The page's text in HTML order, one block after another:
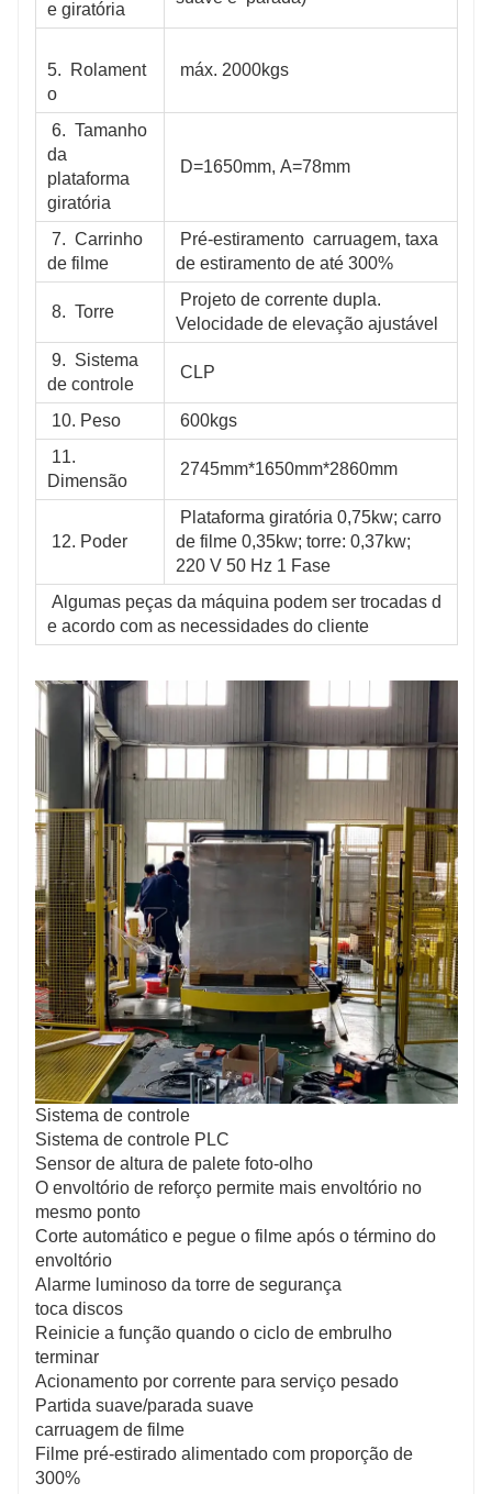
e giratória
5.  Rolament
o
máx. 2000kgs
6.  Tamanho
da
plataforma
giratória
D=1650mm, A=78mm
7.  Carrinho
de filme
Pré-estiramento  carruagem, taxa
de estiramento de até 300%
8.  Torre
Projeto de corrente dupla.
Velocidade de elevação ajustável
9.  Sistema
de controle
CLP
10. Peso
600kgs
11.
Dimensão
2745mm*1650mm*2860mm
12. Poder
Plataforma giratória 0,75kw; carro
de filme 0,35kw; torre: 0,37kw;
220 V 50 Hz 1 Fase
Algumas peças da máquina podem ser trocadas d
e acordo com as necessidades do cliente
Sistema de controle
Sistema de controle PLC
Sensor de altura de palete foto-olho
O envoltório de reforço permite mais envoltório no
mesmo ponto
Corte automático e pegue o filme após o término do
envoltório
Alarme luminoso da torre de segurança
toca discos
Reinicie a função quando o ciclo de embrulho
terminar
Acionamento por corrente para serviço pesado
Partida suave/parada suave
carruagem de filme
Filme pré-estirado alimentado com proporção de
300%